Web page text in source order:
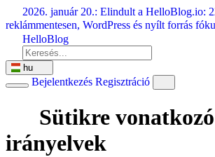
Ugrás
a
tartalomra
2026. január 20.: Elindult a HelloBlog.io:
reklámmentesen, WordPress és nyílt forrás
HelloBlog
hu
Bejelentkezés Regisztráció
Sütikre vonatkozó
irányelvek